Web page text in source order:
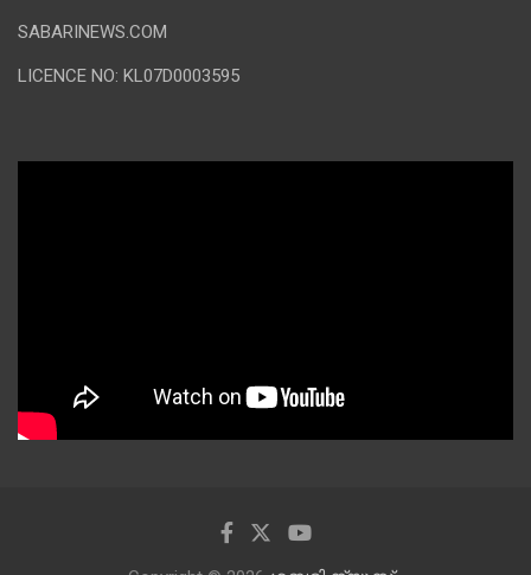
SABARINEWS.COM
LICENCE NO: KL07D0003595